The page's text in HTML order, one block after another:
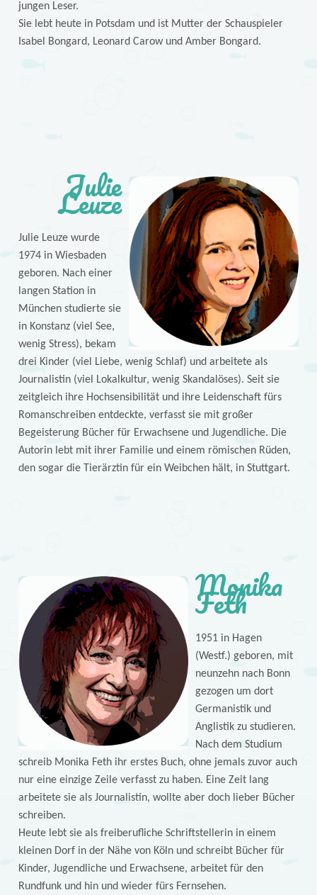
jungen Leser.
Sie lebt heute in Potsdam und ist Mutter der Schauspieler
Isabel Bongard, Leonard Carow und Amber Bongard.
Julie
Leuze
Julie Leuze wurde
1974 in Wiesbaden
geboren. Nach einer
langen Station in
München studierte sie
in Konstanz (viel See,
wenig Stress), bekam
drei Kinder (viel Liebe, wenig Schlaf) und arbeitete als
Journalistin (viel Lokalkultur, wenig Skandalöses). Seit sie
zeitgleich ihre Hochsensibilität und ihre Leidenschaft fürs
Romanschreiben entdeckte, verfasst sie mit großer
Begeisterung Bücher für Erwachsene und Jugendliche. Die
Autorin lebt mit ihrer Familie und einem römischen Rüden,
den sogar die Tierärztin für ein Weibchen hält, in Stuttgart.
Monika
Feth
1951 in Hagen
(Westf.) geboren, mit
neunzehn nach Bonn
gezogen um dort
Germanistik und
Anglistik zu studieren.
Nach dem Studium
schreib Monika Feth ihr erstes Buch, ohne jemals zuvor auch
nur eine einzige Zeile verfasst zu haben. Eine Zeit lang
arbeitete sie als Journalistin, wollte aber doch lieber Bücher
schreiben.
Heute lebt sie als freiberufliche Schriftstellerin in einem
kleinen Dorf in der Nähe von Köln und schreibt Bücher für
Kinder, Jugendliche und Erwachsene, arbeitet für den
Rundfunk und hin und wieder fürs Fernsehen.